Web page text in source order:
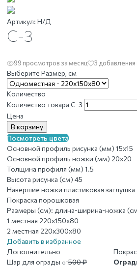
Артикул: Н/Д
С-3
99 просмотров за месяц 3 добавления
Выберите Размер, см
Количество
Количество товара С-3
Цена
В корзину
Посмотреть цвета
Основной профиль рисунка (мм) 15х15
Основной профиль ножки (мм) 20х20
Толщина профиля (мм) 1.5
Высота рисунка (см) 45
Навершие ножки пластиковая заглушка
Покраска порошковая
Размеры (см): длина-ширина-ножка
1 местная 220x150x80
2 местная 220x300x80
Добавить в избранное
Дополнительно
Шар для ограды от500₽